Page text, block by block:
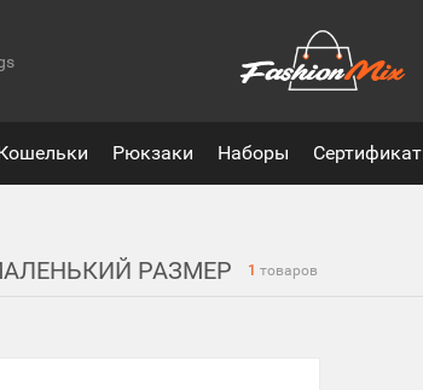
Рюкзаки Наборы
РАЗМЕР 1 товаров